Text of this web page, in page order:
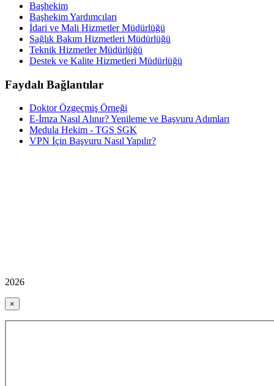
Başhekim
Başhekim Yardımcıları
İdari ve Mali Hizmetler Müdürlüğü
Sağlık Bakım Hizmetleri Müdürlüğü
Teknik Hizmetler Müdürlüğü
Destek ve Kalite Hizmetleri Müdürlüğü
Faydalı Bağlantılar
Doktor Özgeçmiş Örneği
E-İmza Nasıl Alınır? Yenileme ve Başvuru Adımları
Medula Hekim - TGS SGK
VPN İçin Başvuru Nasıl Yapılır?
2026
×